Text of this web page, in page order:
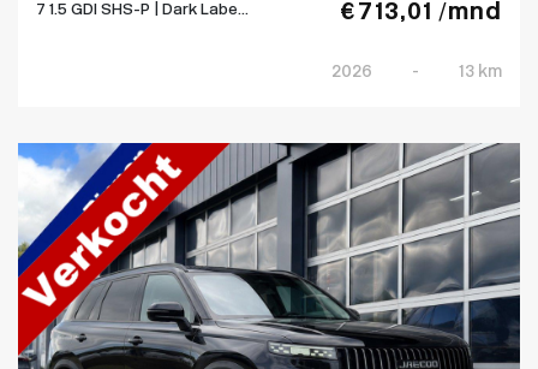
7 1.5 GDI SHS-P | Dark Labe...
€ 713,01 /mnd
2026 - 13 km